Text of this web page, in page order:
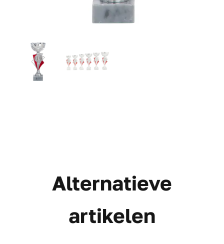
Alternatieve
artikelen